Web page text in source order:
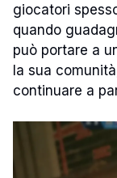
giocatori
quando
può portare a
la sua
continuare a